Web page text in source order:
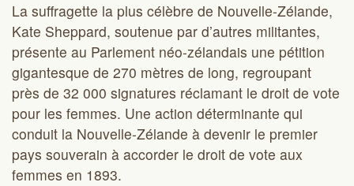
La suffragette la plus célèbre de Nouvelle-Zélande,
Kate Sheppard, soutenue par d’autres militantes,
présente au Parlement néo-zélandais une pétition
gigantesque de 270 mètres de long, regroupant
près de 32 000 signatures réclamant le droit de vote
pour les femmes. Une action déterminante qui
conduit la Nouvelle-Zélande à devenir le premier
pays souverain à accorder le droit de vote aux
femmes en 1893.